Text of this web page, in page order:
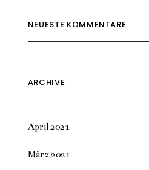
NEUESTE KOMMENTARE
ARCHIVE
April 2021
März 2021